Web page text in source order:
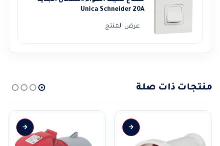
Unica Schneider 20A
عرض المنتج
منتجات ذات صلة